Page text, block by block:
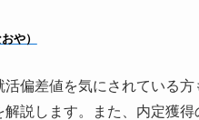
や）
偏差値を気にされている
説します。また、内定獲